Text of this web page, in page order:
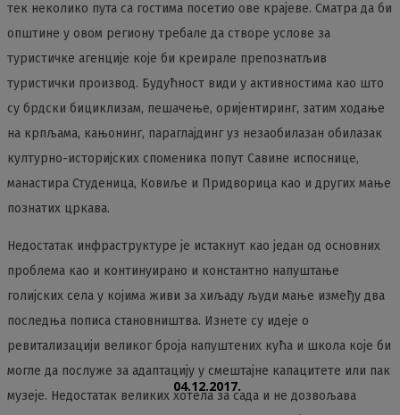
04.12.2017.
тек неколико пута са гостима посетио ове крајеве. Сматра да би
општине у овом региону требале да створе услове за
туристичке агенције које би креирале препознатљив
туристички производ. Будућност види у активностима као што
су брдски бициклизам, пешачење, оријентиринг, затим ходање
на крпљама, кањонинг, параглајдинг уз незаобилазан обилазак
културно-историјских споменика попут Савине испоснице,
манастира Студеница, Ковиље и Придворица као и других мање
познатих цркава.
Недостатак инфраструктуре је истакнут као један од основних
проблема као и континуирано и константно напуштање
голијских села у којима живи за хиљаду људи мање између два
последња пописа становништва. Изнете су идеје о
ревитализацији великог броја напуштених кућа и школа које би
могле да послуже за адаптацију у смештајне капацитете или пак
музеје. Недостатак великих хотела за сада и не дозвољава